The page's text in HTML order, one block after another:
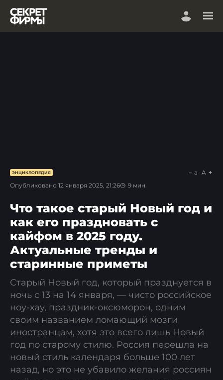
ЭНЦИКЛОПЕДИЯ
Опубликовано 12 января 2025, 21:26 9 мин.
a A
Что такое старый Новый год и
как его праздновать с
кайфом в 2025 году.
Актуальные тренды и
старинные приметы
Старый Новый год, который празднуется в
ночь с 13 на 14 января, — чисто российское
ноу-хау, праздник-оксюморон, одним
своим названием ломающий мозги
иностранцам, хотя это всего лишь Новый
год по старому стилю. Россия перешла на
новый стиль календаря больше 100 лет
назад, но это не убавило желания россиян